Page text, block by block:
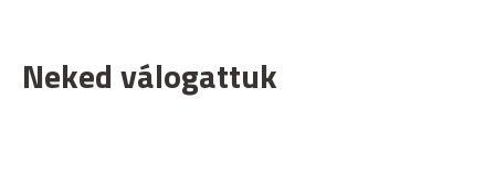
Neked válogattuk